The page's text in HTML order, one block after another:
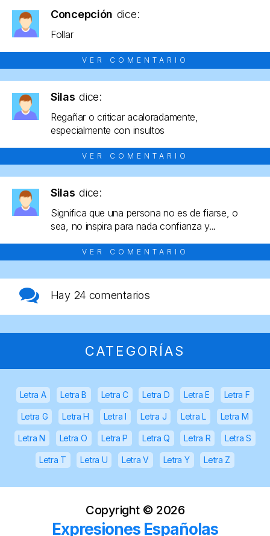
Concepción dice:
Follar
VER COMENTARIO
Silas dice:
Regañar o criticar acaloradamente,
especialmente con insultos
VER COMENTARIO
Silas dice:
Significa que una persona no es de fiarse, o
sea, no inspira para nada confianza y...
VER COMENTARIO
Hay 24 comentarios
CATEGORÍAS
Letra A Letra B Letra C Letra D Letra E Letra F
Letra G Letra H Letra I Letra J Letra L Letra M
Letra N Letra O Letra P Letra Q Letra R Letra S
Letra T Letra U Letra V Letra Y Letra Z
Copyright © 2026
Expresiones Españolas